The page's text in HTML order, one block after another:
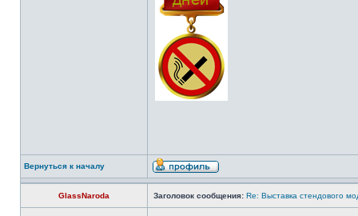
Вернуться к началу
GlassNaroda Заголовок сообщения: Re: Выставка стендового